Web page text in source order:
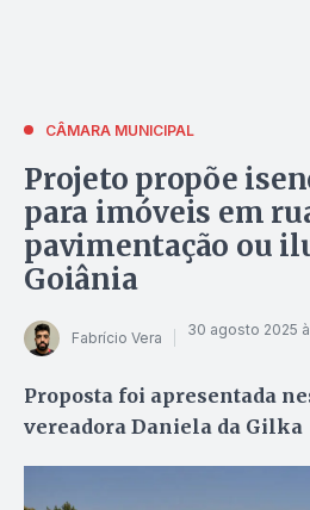
CÂMARA MUNICIPAL
Projeto propõe
para imóveis em
pavimentação ou
Goiânia
Fabrício Vera 30 agosto 2025
Proposta foi apresentada
vereadora Daniela da Gilka